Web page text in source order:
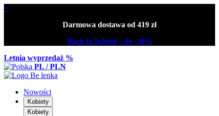
×
Darmowa dostawa od 419 zł
Back to School – do -30%
Letnia wyprzedaż %
PL / PLN
Nowości
Kobiety
Kobiety